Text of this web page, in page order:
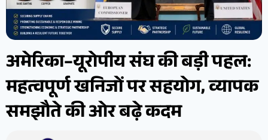
अमेरिका–यूरोपीय संघ की बड़ी पहल:
महत्वपूर्ण खनिजों पर सहयोग, व्यापक
समझौते की ओर बढ़े कदम